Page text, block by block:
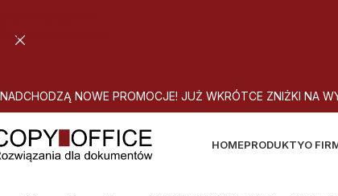
Skip to main content
NADCHODZĄ NOWE PROMOCJE! JUŻ WKRÓTCE ZNIŻKI NA W
HOMEPRODUKTYO